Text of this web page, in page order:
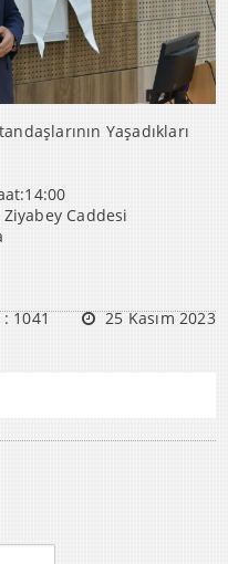
Yaşadıkları
Caddesi
:1041 25 Kasım 2023